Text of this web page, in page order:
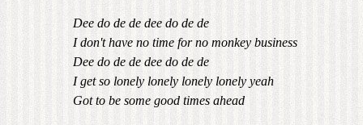
Dee do de de dee do de de
I don't have no time for no monkey business
Dee do de de dee do de de
I get so lonely lonely lonely lonely yeah
Got to be some good times ahead